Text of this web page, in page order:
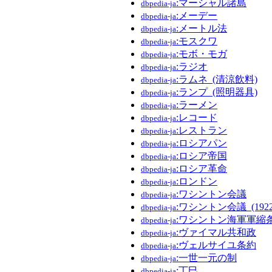
dbpedia-ja:マーシャル諸島
dbpedia-ja:メーデー
dbpedia-ja:メートル法
dbpedia-ja:モスクワ
dbpedia-ja:モボ・モガ
dbpedia-ja:ラジオ
dbpedia-ja:ラムネ_(清涼飲料)
dbpedia-ja:ランプ_(照明器具)
dbpedia-ja:ラーメン
dbpedia-ja:レコード
dbpedia-ja:レストラン
dbpedia-ja:ロシアパン
dbpedia-ja:ロシア帝国
dbpedia-ja:ロシア革命
dbpedia-ja:ロンドン
dbpedia-ja:ワシントン会議
dbpedia-ja:ワシントン会議
dbpedia-ja:ワシントン海軍軍縮
dbpedia-ja:ヴァイマル共和政
dbpedia-ja:ヴェルサイユ条約
dbpedia-ja:一世一元の制